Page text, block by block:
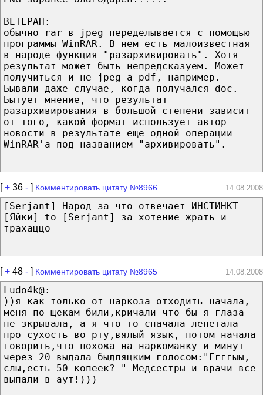
BETEPAH:
обычно rar в jpeg переделывается с помощью
программы WinRAR. В нем есть малоизвестная
в народе функция "разархивировать". Хотя
результат может быть непредсказуем. Может
получиться и не jpeg а pdf, например.
Бывали даже случае, когда получался doc.
Бытует мнение, что результат
разархивирования в большой степени зависит
от того, какой формат использует автор
новости в результате еще одной операции
WinRAR'a под названием "архивировать".
[+ 36 - ] Комментировать цитату №8966 14.08.2008
[Serjant] Народ за что отвечает ИНСТИНКТ
[Яйки] to [Serjant] за хотение жрать и
трахаццо
[+ 48 - ] Комментировать цитату №8965 14.08.2008
Ludo4k@:
))я как только от наркоза отходить начала,
меня по щекам били,кричали что бы я глаза
не зкрывала, а я что-то сначала лепетала
про сухость во рту,вялый язык, потом начала
говорить,что похожа на наркоманку и минут
через 20 выдала быдляцким голосом:"Ггггыы,
слы,есть 50 копеек? " Медсестры и врачи все
выпали в аут!)))